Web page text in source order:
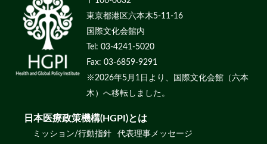
東京都港区六本木5-11-16
国際文化会館内
Tel: 03-4241-5020
Fax: 03-6859-9291
※2026年5月1日より、国際文化会館（六本
木）へ移転しました。
日本医療政策機構(HGPI)とは
ミッション/行動指針
代表理事メッセージ